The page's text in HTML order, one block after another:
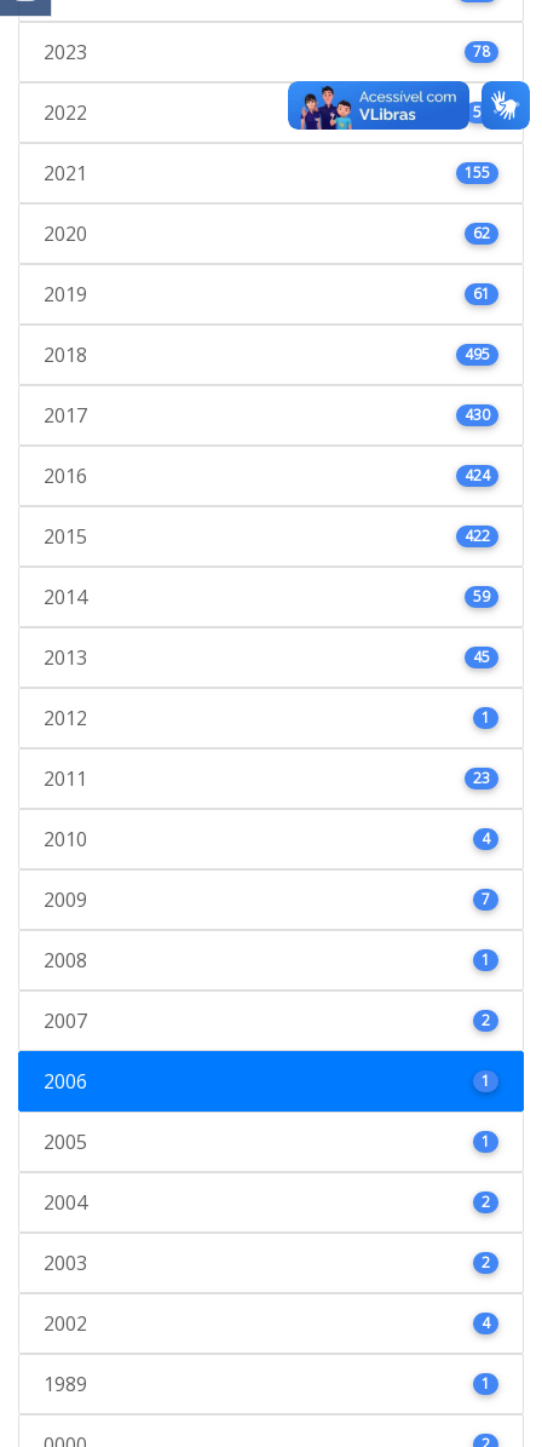
2023 78
2022 53
2021 155
2020 62
2019 61
2018 495
2017 430
2016 424
2015 422
2014 59
2013 45
2012 1
2011 23
2010 4
2009 7
2008 1
2007 2
2006 1
2005 1
2004 2
2003 2
2002 4
1989 1